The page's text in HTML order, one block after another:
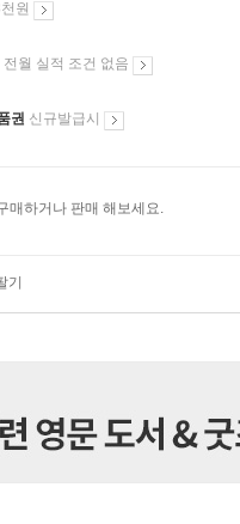
원
전월 실적 조건 없음
권 신규발급시
매하거나 판매 해보세요.
기